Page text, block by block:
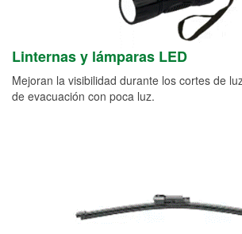
Linternas y lámparas LED
Mejoran la visibilidad durante los cortes de
de evacuación con poca luz.